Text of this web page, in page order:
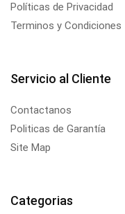
Políticas de Privacidad
Terminos y Condiciones
Servicio al Cliente
Contactanos
Politicas de Garantía
Site Map
Categorias